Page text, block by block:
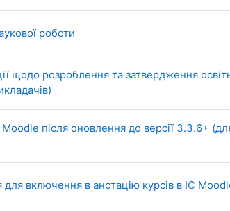
роботи
щодо розроблення та затвердження
після оновлення до версії 3.3.6+
для включення в анотацію курсів в ІС